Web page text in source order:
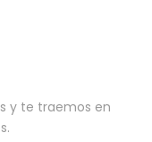
y te traemos en